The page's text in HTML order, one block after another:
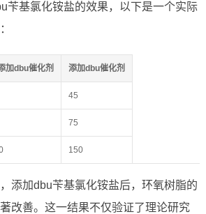
苄基氯化铵盐的效果，以下是一个实际
加dbu催化剂 添加dbu催化剂
45
75
150
添加dbu苄基氯化铵盐后，环氧树脂的
改善。这一结果不仅验证了理论研究